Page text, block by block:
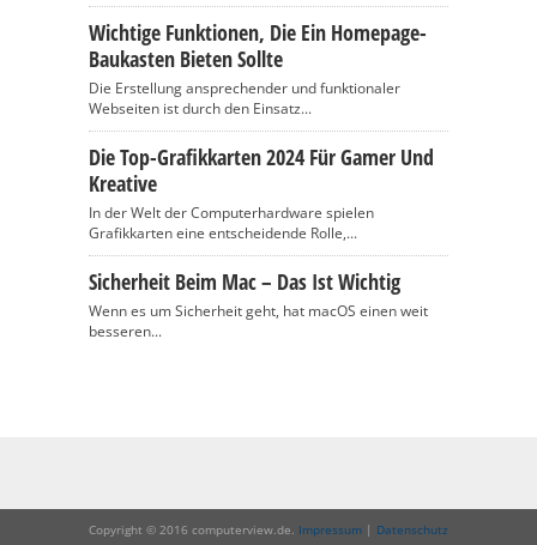
Wichtige Funktionen, Die Ein Homepage-
Baukasten Bieten Sollte
Die Erstellung ansprechender und funktionaler
Webseiten ist durch den Einsatz...
Die Top-Grafikkarten 2024 Für Gamer Und
Kreative
In der Welt der Computerhardware spielen
Grafikkarten eine entscheidende Rolle,...
Sicherheit Beim Mac – Das Ist Wichtig
Wenn es um Sicherheit geht, hat macOS einen weit
besseren...
Copyright © 2016 computerview.de. Impressum | Datenschutz